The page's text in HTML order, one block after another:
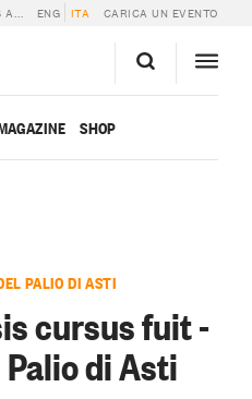
DI ASTI ENG ITA CARICA UN EVENTO
SHOP
PALIO DI ASTI
cursus fuit -
di Asti